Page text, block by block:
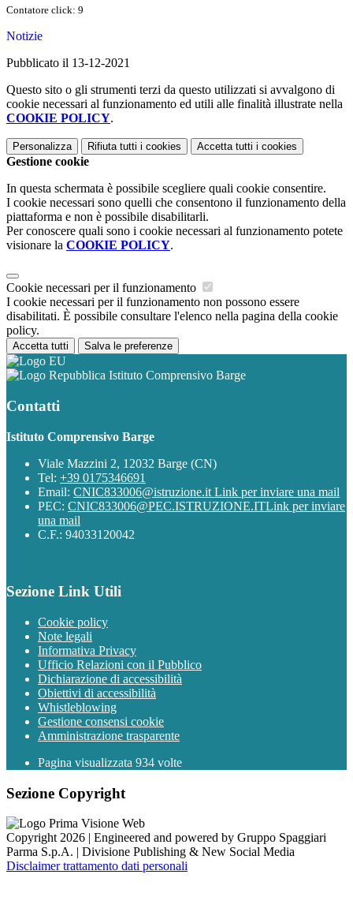
Contatore click: 9
Notizie
Pubblicato il 13-12-2021
Questo sito o gli strumenti terzi da questo utilizzati si avvalgono di
cookie necessari al funzionamento ed utili alle finalità illustrate nella
COOKIE POLICY.
Personalizza Rifiuta tutti i cookies Accetta tutti i cookies
Gestione cookie
In questa schermata è possibile scegliere quali cookie consentire.
I cookie necessari sono quelli che consentono il funzionamento della
piattaforma e non è possibile disabilitarli.
Per conoscere quali sono i cookie necessari al funzionamento potete
visionare la COOKIE POLICY.
Cookie necessari per il funzionamento
I cookie necessari per il funzionamento non possono essere
disabilitati. È possibile consultare l'elenco nella pagina della cookie
policy.
Accetta tutti Salva le preferenze
Istituto Comprensivo Barge
Contatti
Istituto Comprensivo Barge
Viale Mazzini 2, 12032 Barge (CN)
Tel: +39 0175346691
Email: CNIC833006@istruzione.it Link per inviare una mail
PEC: CNIC833006@PEC.ISTRUZIONE.ITLink per inviare
una mail
C.F.: 94033120042
Sezione Link Utili
Cookie policy
Note legali
Informativa Privacy
Ufficio Relazioni con il Pubblico
Dichiarazione di accessibilità
Obiettivi di accessibilità
Whistleblowing
Gestione consensi cookie
Amministrazione trasparente
Pagina visualizzata 934 volte
Sezione Copyright
Copyright 2026 | Engineered and powered by Gruppo Spaggiari
Parma S.p.A. | Divisione Publishing & New Social Media
Disclaimer trattamento dati personali